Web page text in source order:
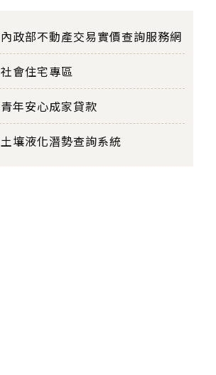
內政部不動產交易實價查詢服務網
社會住宅專區
青年安心成家貸款
土壤液化潛勢查詢系統